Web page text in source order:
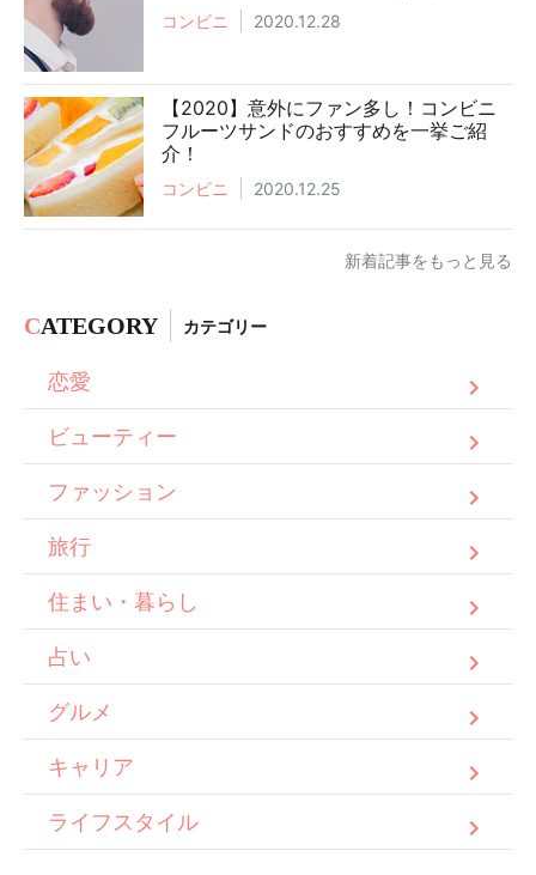
コンビニ 2020.12.28
【2020】意外にファン多し！コンビニ
フルーツサンドのおすすめを一挙ご紹
介！
コンビニ 2020.12.25
新着記事をもっと見る
CATEGORY カテゴリー
恋愛
ビューティー
ファッション
旅行
住まい・暮らし
占い
グルメ
キャリア
ライフスタイル